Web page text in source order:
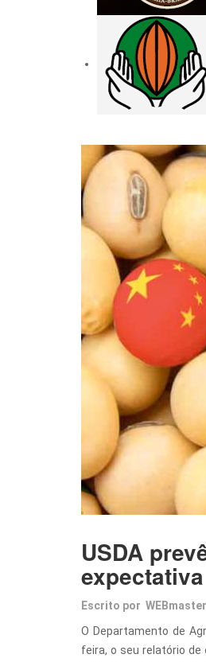
USDA
Escrito por WEBmaster
O Departamento de
feira, o seu relatório de